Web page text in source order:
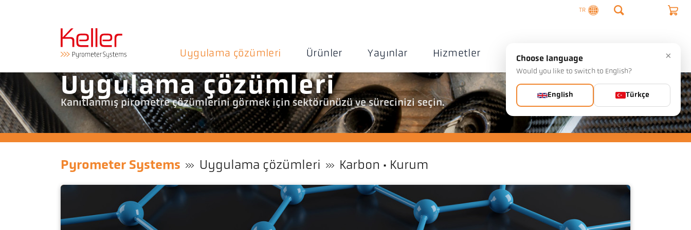
TR
Uygulama çözümleri Ürünler Yayınlar Hizmetler Şirket
Uygulama çözümleri
Kanıtlanmış pirometre çözümlerini görmek için sektörünüzü ve sürecinizi seçin.
Pyrometer Systems Uygulama çözümleri Karbon · Kurum
×
Choose language
Would you like to switch to English?
English Türkçe